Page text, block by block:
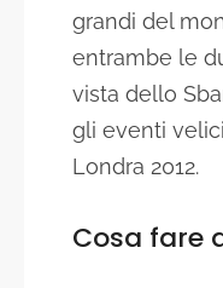
grandi del
entrambe le
vista dello
gli eventi
Londra 2012.
Cosa fare